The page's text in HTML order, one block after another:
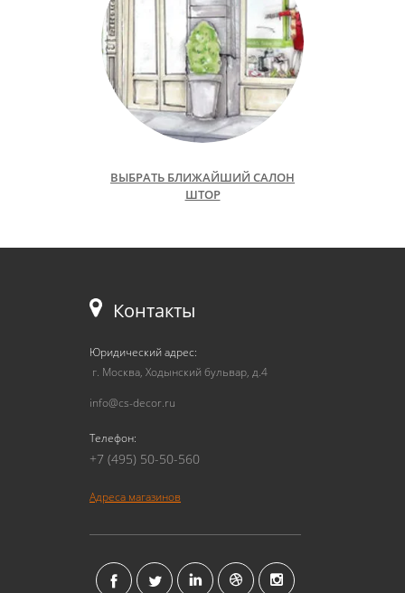
ВЫБРАТЬ БЛИЖАЙШИЙ САЛОН
ШТОР
Контакты
Юридический адрес:
г. Москва, Ходынский бульвар, д.4
info@cs-decor.ru
Телефон:
+7 (495) 50-50-560
Адреса магазинов